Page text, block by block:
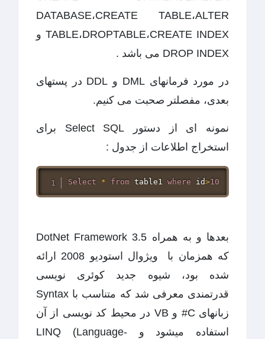
DATABASE،CREATE TABLE،ALTER
TABLE،DROPTABLE،CREATE INDEX و
DROP INDEX می باشد .
در مورد فرمانهای DML و DDL در پستهای
بعدی، مفصلتر صحبت می کنیم.
نمونه ای از دستور Select SQL برای
استخراج اطلاعات از جدول :
Select * from table1 where id>10
بعدها و به همراه DotNet Framework 3.5
که همزمان با ویژوال استودیو 2008 ارائه
شده بود، شیوه جدید کوئری نویسی
قدرتمندی معرفی شد که متناسب با Syntax
زبانهای C# و VB در محیط کد نویسی از آن
استفاده میشود و LINQ (Language-